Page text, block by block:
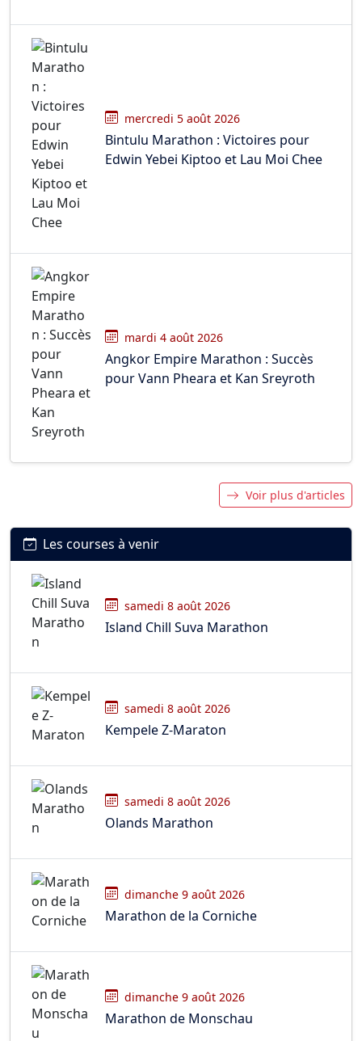
mercredi 5 août 2026
Bintulu Marathon : Victoires pour
Edwin Yebei Kiptoo et Lau Moi Chee
mardi 4 août 2026
Angkor Empire Marathon : Succès
pour Vann Pheara et Kan Sreyroth
Voir plus d'articles
Les courses à venir
samedi 8 août 2026
Island Chill Suva Marathon
samedi 8 août 2026
Kempele Z-Maraton
samedi 8 août 2026
Olands Marathon
dimanche 9 août 2026
Marathon de la Corniche
dimanche 9 août 2026
Marathon de Monschau